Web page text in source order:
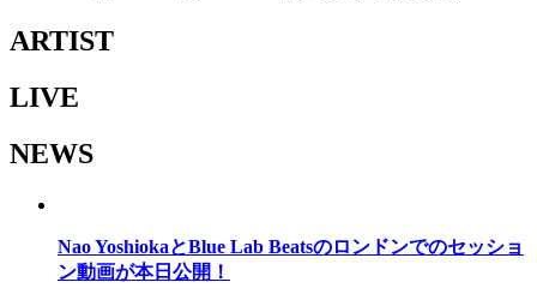
ARTIST
LIVE
NEWS
Nao YoshiokaとBlue Lab Beatsのロンドンでのセッショ
ン動画が本日公開！